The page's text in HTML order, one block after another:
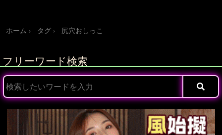
ホーム タグ 尻穴おしっこ
フリーワード検索